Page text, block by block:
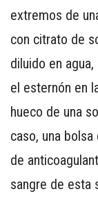
extremos de
con citrato de
diluido en
el esternón en
hueco de una
caso, una
de
sangre de esta